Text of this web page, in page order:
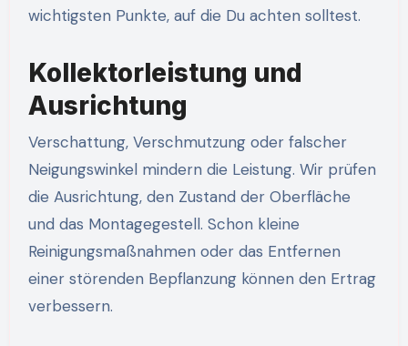
wichtigsten Punkte, auf die Du achten solltest.
Kollektorleistung und
Ausrichtung
Verschattung, Verschmutzung oder falscher
Neigungswinkel mindern die Leistung. Wir prüfen
die Ausrichtung, den Zustand der Oberfläche
und das Montagegestell. Schon kleine
Reinigungsmaßnahmen oder das Entfernen
einer störenden Bepflanzung können den Ertrag
verbessern.